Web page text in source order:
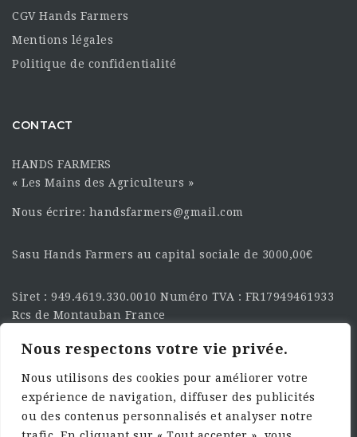
Nous respectons votre vie privée.
Nous utilisons des cookies pour améliorer votre
expérience de navigation, diffuser des publicités
ou des contenus personnalisés et analyser notre
CGV Hands Farmers
Mentions légales
Politique de confidentialité
CONTACT
HANDS FARMERS
« Les Mains des Agriculteurs »
Nous écrire: handsfarmers@gmail.com
Sasu Hands Farmers au capital sociale de 3000,00€
Siret : 949.4619.330.0010 Numéro TVA : FR17949461933
Rcs de Montauban France
SUIVEZ-NOUS SUR LES
RÉSEAU :